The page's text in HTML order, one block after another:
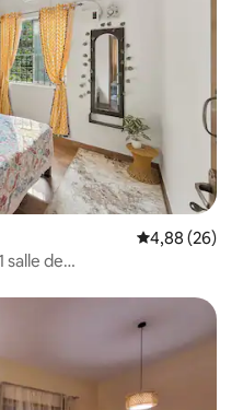
Note
4,88 (26)
salle de